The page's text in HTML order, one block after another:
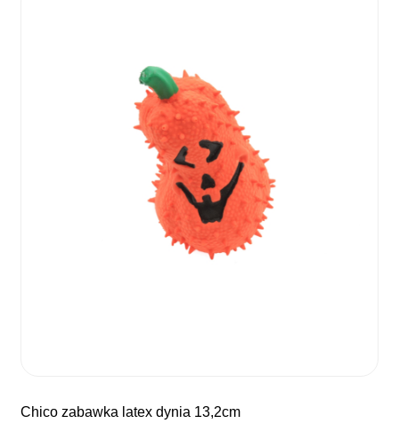
chico zabawka latex dynia 13,2cm